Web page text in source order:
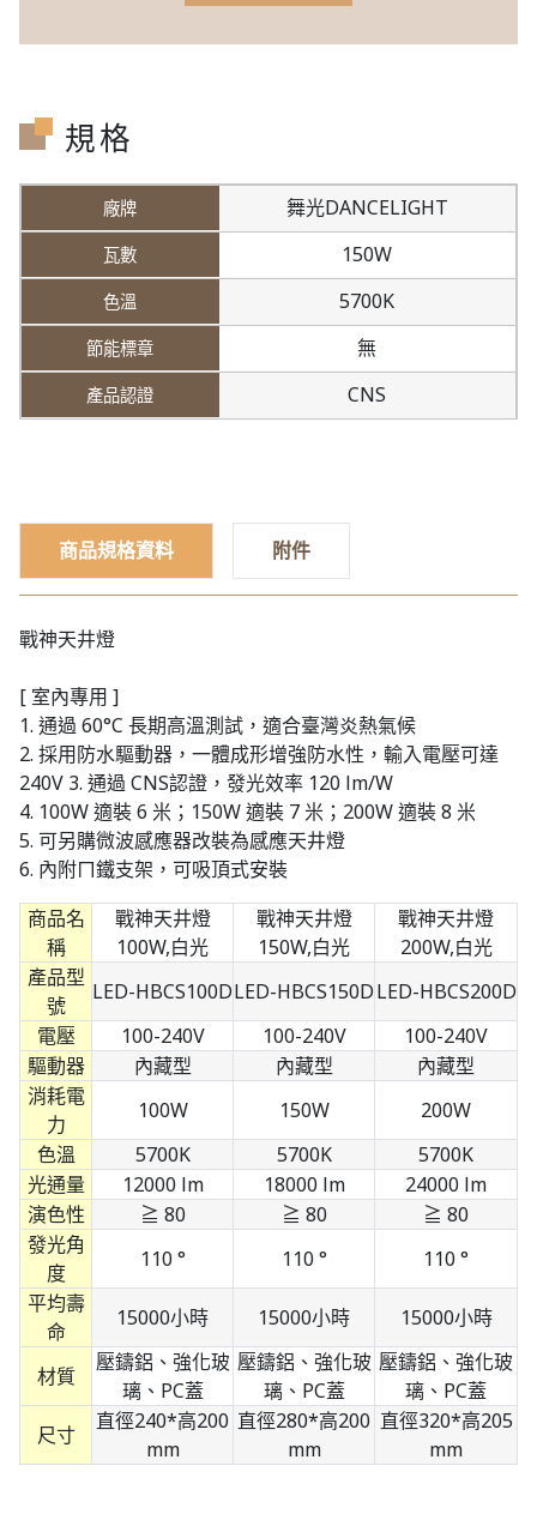
規格
舞光DANCELIGHT
150W
5700K
無
CNS
商品規格資料 附件
戰神天井燈
[ 室內專用 ]
1. 通過 60°C 長期高溫測試，適合臺灣炎熱氣候
2. 採用防水驅動器，一體成形增強防水性，輸入電壓可達
240V 3. 通過 CNS認證，發光效率 120 lm/W
4. 100W 適裝 6 米；150W 適裝 7 米；200W 適裝 8 米
5. 可另購微波感應器改裝為感應天井燈
6. 內附ㄇ鐵支架，可吸頂式安裝
商品名
稱
戰神天井燈
100W,白光
戰神天井燈
150W,白光
戰神天井燈
200W,白光
產品型
號
LED-HBCS100DLED-HBCS150DLED-HBCS200D
電壓
100-240V 100-240V
100-240V
驅動器
內藏型 內藏型
內藏型
消耗電
力
100W 150W
200W
色溫
5700K 5700K
5700K
光通量
12000 lm 18000 lm
24000 lm
演色性
≧ 80 ≧ 80
≧ 80
發光角
度
110 ° 110 °
110 °
平均壽
命
15000小時 15000小時 15000小時
材質
壓鑄鋁、強化玻
璃、PC蓋
壓鑄鋁、強化玻
璃、PC蓋
壓鑄鋁、強化玻
璃、PC蓋
尺寸
直徑240*高200
mm
直徑280*高200
mm
直徑320*高205
mm